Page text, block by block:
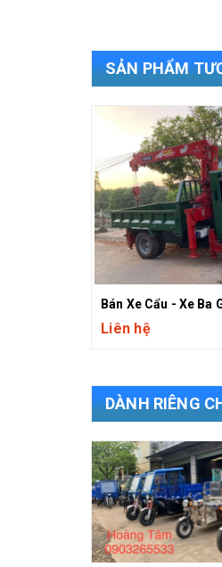
SẢN PHẨM
Liên hệ
DÀNH RIÊNG